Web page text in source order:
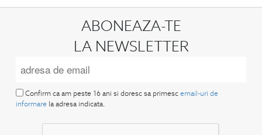
ABONEAZA-TE
LA NEWSLETTER
Confirm ca am peste 16 ani si doresc sa primesc email-uri de
informare la adresa indicata.